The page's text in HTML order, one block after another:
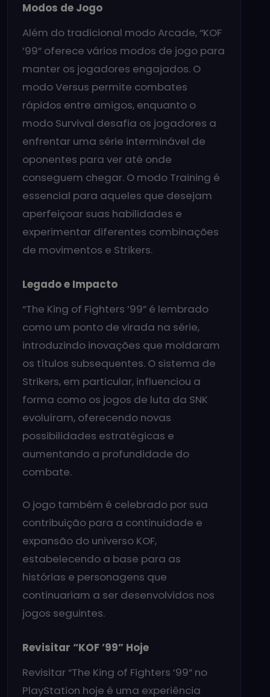
Modos de Jogo
Além do tradicional modo Arcade, “KOF
’99” oferece vários modos de jogo para
manter os jogadores engajados. O
modo Versus permite combates
rápidos entre amigos, enquanto o
modo Survival desafia os jogadores a
enfrentar uma série interminável de
oponentes para ver até onde
conseguem chegar. O modo Training é
essencial para aqueles que desejam
aperfeiçoar suas habilidades e
experimentar diferentes combinações
de movimentos e Strikers.
Legado e Impacto
“The King of Fighters ’99” é lembrado
como um ponto de virada na série,
introduzindo inovações que moldaram
os títulos subsequentes. O sistema de
Strikers, em particular, influenciou a
forma como os jogos de luta da SNK
evoluíram, oferecendo novas
possibilidades estratégicas e
aumentando a profundidade do
combate.
O jogo também é celebrado por sua
contribuição para a continuidade e
expansão do universo KOF,
estabelecendo a base para as
histórias e personagens que
continuariam a ser desenvolvidos nos
jogos seguintes.
Revisitar “KOF ’99” Hoje
Revisitar “The King of Fighters ’99” no
PlayStation hoje é uma experiência